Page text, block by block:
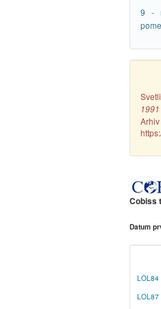
9 -
1991
Cobiss
Datum
LOL84
LOL87